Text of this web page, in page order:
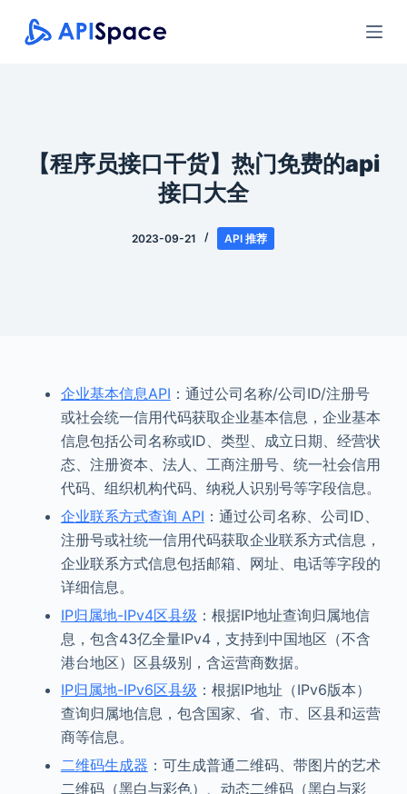
跳
过
【程序员接口干货】热门免费的api
接口大全
2023-09-21 API 推荐
企业基本信息API ：通过公司名称/公司ID/注册号
或社会统一信用代码获取企业基本信息，企业基本
信息包括公司名称或ID、类型、成立日期、经营状
态、注册资本、法人、工商注册号、统一社会信用
代码、组织机构代码、纳税人识别号等字段信息。
企业联系方式查询 API ：通过公司名称、公司ID、
注册号或社统一信用代码获取企业联系方式信息，
企业联系方式信息包括邮箱、网址、电话等字段的
详细信息。
IP归属地-IPv4区县级 ：根据IP地址查询归属地信
息，包含43亿全量IPv4，支持到中国地区（不含
港台地区）区县级别，含运营商数据。
IP归属地-IPv6区县级 ：根据IP地址（IPv6版本）
查询归属地信息，包含国家、省、市、区县和运营
商等信息。
二维码生成器 ：可生成普通二维码、带图片的艺术
二维码（黑白与彩色）、动态二维码（黑白与彩